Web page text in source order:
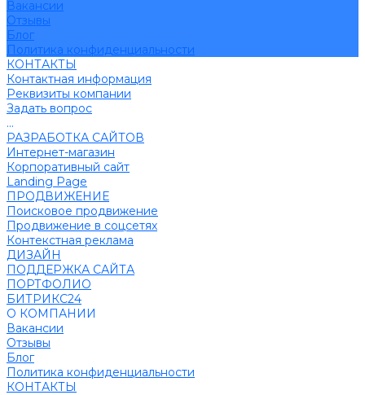
Вакансии
Отзывы
Блог
Политика конфиденциальности
КОНТАКТЫ
Контактная информация
Реквизиты компании
Задать вопрос
...
РАЗРАБОТКА САЙТОВ
Интернет-магазин
Корпоративный сайт
Landing Page
ПРОДВИЖЕНИЕ
Поисковое продвижение
Продвижение в соцсетях
Контекстная реклама
ДИЗАЙН
ПОДДЕРЖКА САЙТА
ПОРТФОЛИО
БИТРИКС24
О КОМПАНИИ
Вакансии
Отзывы
Блог
Политика конфиденциальности
КОНТАКТЫ